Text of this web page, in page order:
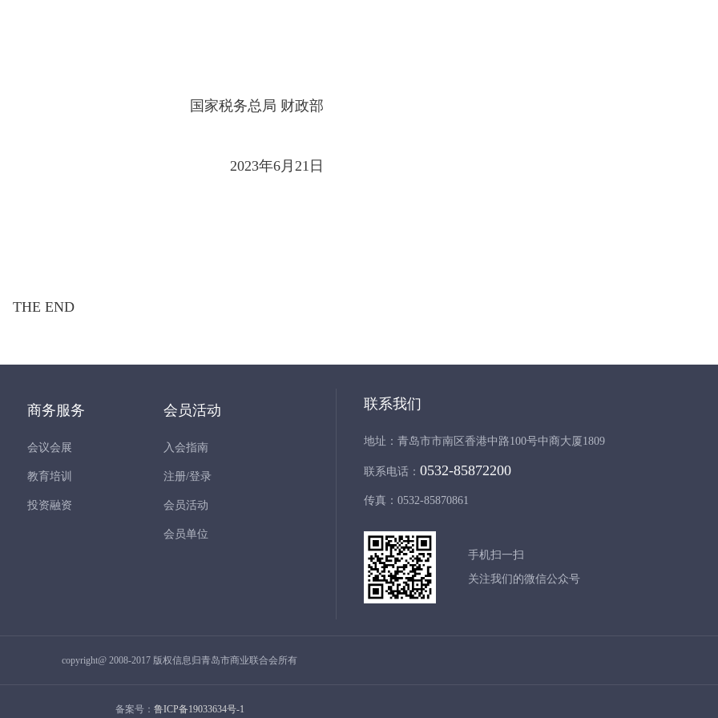
国家税务总局 财政部
2023年6月21日
THE END
商务服务
会议会展
教育培训
投资融资
会员活动
入会指南
注册/登录
会员活动
会员单位
联系我们
地址：青岛市市南区香港中路100号中商大厦1809
联系电话： 0532-85872200
传真：0532-85870861
手机扫一扫
关注我们的微信公众号
copyright@ 2008-2017 版权信息归青岛市商业联合会所有
备案号： 鲁ICP备19033634号-1